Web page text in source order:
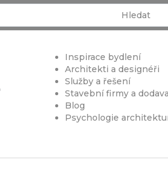
Inspirace bydlení
Architekti a designéři
Služby a řešení
Stavební firmy a
Blog
Psychologie